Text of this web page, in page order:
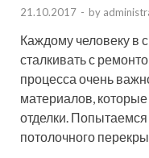
21.10.2017 - by
Каждому человеку в
сталкивать с
процесса очень
материалов, которые
отделки.
потолочного